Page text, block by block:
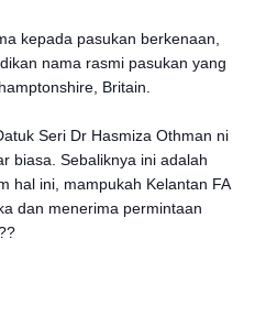
kepada pasukan berkenaan,
nama rasmi pasukan yang
Britain.
Seri Dr Hasmiza Othman ni
biasa. Sebaliknya ini adalah
hal ini, mampukah Kelantan FA
dan menerima permintaan